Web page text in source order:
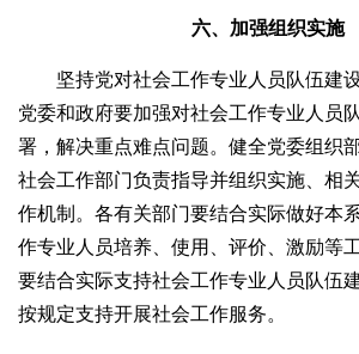
六、加强组织实施
坚持党对社会工作专业人员队伍建
党委和政府要加强对社会工作专业人员
署，解决重点难点问题。健全党委组织
社会工作部门负责指导并组织实施、相
作机制。各有关部门要结合实际做好本
作专业人员培养、使用、评价、激励等
要结合实际支持社会工作专业人员队伍
按规定支持开展社会工作服务。